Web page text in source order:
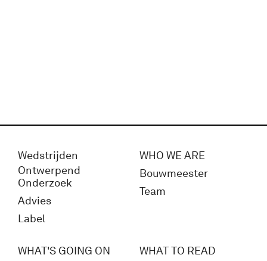
Wedstrijden
Ontwerpend
Onderzoek
Advies
Label
WHO WE ARE
Bouwmeester
Team
WHAT'S GOING ON
WHAT TO READ